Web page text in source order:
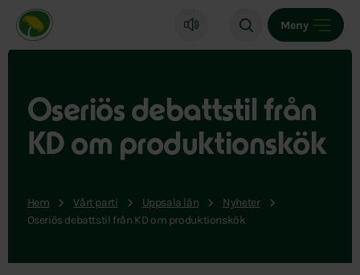
Miljöpartiet de gröna, startsida
Meny
Oseriös debattstil från
KD om produktionskök
Hem Vårt parti Uppsala län
Nyheter
Oseriös debattstil från KD om produktionskök